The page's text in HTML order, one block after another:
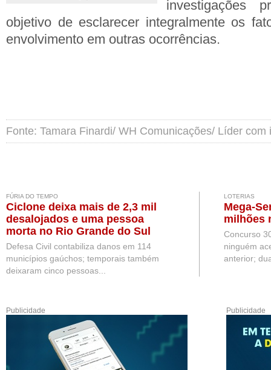
investigações
objetivo de esclarecer integralmente os
envolvimento em outras ocorrências.
Fonte: Tamara Finardi/ WH Comunicações/ Líder
FÚRIA DO TEMPO
Ciclone deixa mais de 2,3 mil
desalojados e uma pessoa
morta no Rio Grande do Sul
Defesa Civil contabiliza danos em 114
municípios gaúchos; temporais também
deixaram cinco pessoas...
LOTERIAS
Mega-
milhões
Concurso
ninguém
anterior;
Publicidade Publicidade